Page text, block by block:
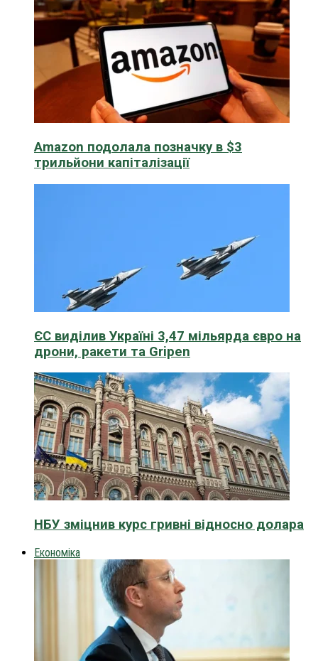
Amazon подолала позначку в $3
трильйони капіталізації
ЄС виділив Україні 3,47 мільярда євро на
дрони, ракети та Gripen
НБУ зміцнив курс гривні відносно долара
Економіка